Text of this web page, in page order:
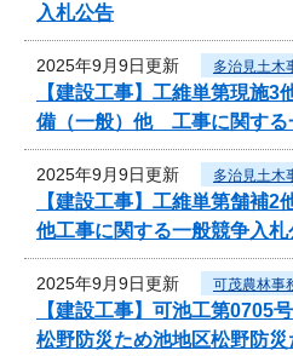
入札公告
2025年9月9日更新 多治見土木
【建設工事】工維単第現
備（一般）他 工事に関する
2025年9月9日更新 多治見土木
【建設工事】工維単第舗
他工事に関する一般競争入札
2025年9月9日更新 可茂農林事
【建設工事】可池工第0705
松野防災ため池地区松野防